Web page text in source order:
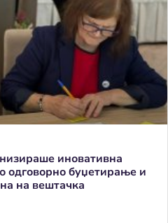
иновативна
одговорно буџетирање и
на вештачка